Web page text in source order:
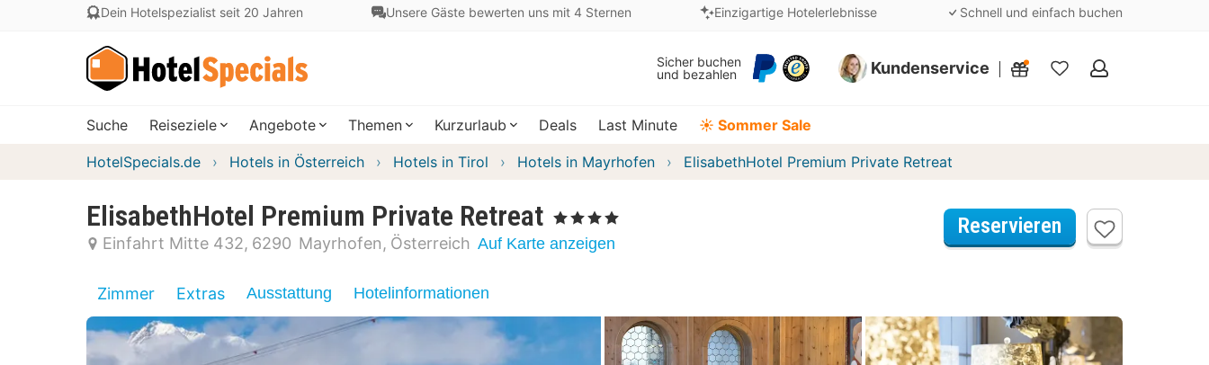
Dein Hotelspezialist seit 20 Jahren Unsere Gäste bewerten uns mit 4 Sternen Einzigartige Hotelerlebnisse Schnell und einfach buchen
Sicher buchen
und bezahlen
Kundenservice
Meine
Suche Reiseziele Angebote Themen Kurzurlaub Deals Last Minute ☀️ Sommer Sale
HotelSpecials.de Hotels in Österreich Hotels in Tirol Hotels in Mayrhofen ElisabethHotel Premium Private Retreat
ElisabethHotel Premium Private Retreat , 4 Sterne
Einfahrt Mitte 432 6290 Mayrhofen Österreich Auf Karte anzeigen
Reservieren
Zimmer Extras Ausstattung Hotelinformationen